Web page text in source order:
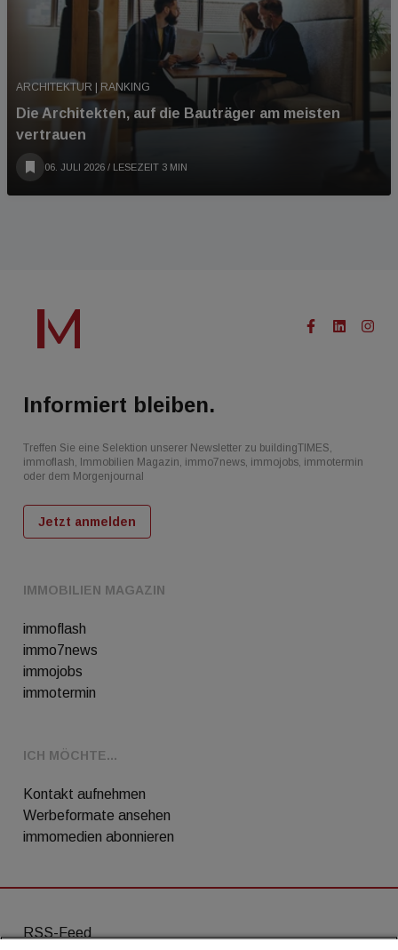
ARCHITEKTUR | RANKING
Die Architekten, auf die Bauträger am meisten
vertrauen
06. JULI 2026 / LESEZEIT 3 MIN
IMMOBILIEN MAGAZIN
immoflash
immo7news
immojobs
immotermin
ICH MÖCHTE...
Kontakt aufnehmen
Werbeformate ansehen
immomedien abonnieren
Informiert bleiben.
Treffen Sie eine Selektion unserer Newsletter zu buildingTIMES,
immoflash, Immobilien Magazin, immo7news, immojobs, immotermin
oder dem Morgenjournal
Jetzt anmelden
RSS-Feed